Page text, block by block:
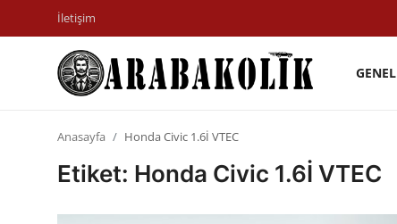
İletişim
GENEL
Anasayfa Honda Civic 1.6İ VTEC
Etiket: Honda Civic 1.6İ VTEC